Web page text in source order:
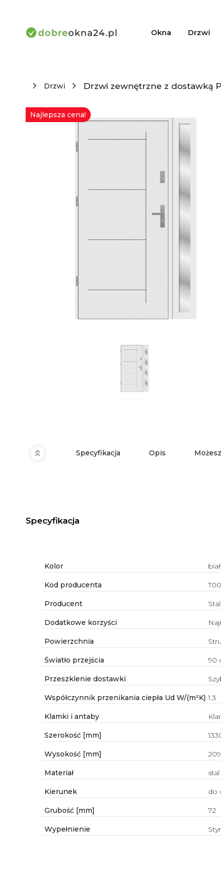
Okna Drzwi
Drzwi Drzwi zewnętrzne z dostawką
Najlepsza cena!
Specyfikacja Opis
Specyfikacja
Kolor
Kod producenta
Producent
Dodatkowe korzyści
Powierzchnia
Światło przejścia 90
Przeszklenie dostawki
Współczynnik przenikania ciepła Ud W/(m²K) 1.3
Klamki i antaby
Szerokość [mm]
Wysokość [mm]
Materiał stal
Kierunek do
Grubość [mm] 72
Wypełnienie